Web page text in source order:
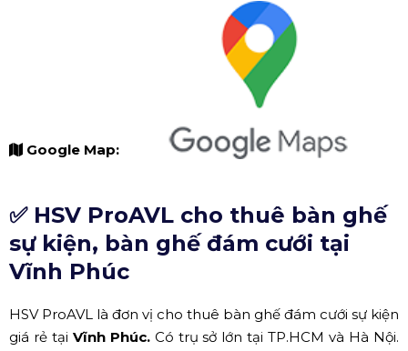
Google Map:
✅ HSV ProAVL cho thuê bàn ghế
sự kiện, bàn ghế đám cưới tại
Vĩnh Phúc
HSV ProAVL là đơn vị cho thuê bàn ghế đám cưới sự kiện
giá rẻ tại Vĩnh Phúc.Có trụ sở lớn tại TP.HCM và Hà Nội.